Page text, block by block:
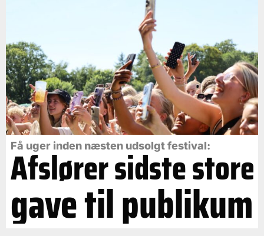
Få uger inden næsten udsolgt festival:
Afslører sidste store
gave til publikum